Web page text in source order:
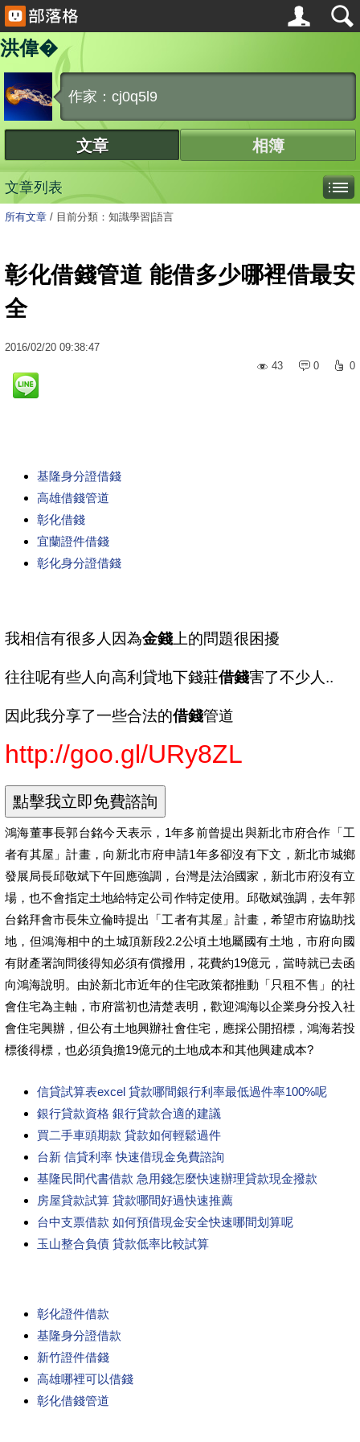
洪偉�
作家：cj0q5l9
文章 相簿
文章列表
所有文章 / 目前分類：知識學習|語言
彰化借錢管道 能借多少哪裡借最安
全
2016/02/20 09:38:47
43
0 0
基隆身分證借錢
高雄借錢管道
彰化借錢
宜蘭證件借錢
彰化身分證借錢
我相信有很多人因為金錢 上的問題很困擾
往往呢有些人向高利貸地下錢莊借錢害了不少人..
因此我分享了一些合法的借錢管道
http://goo.gl/URy8ZL
鴻海董事長郭台銘今天表示，1年多前曾提出與新北市府合作「工
者有其屋」計畫，向新北市府申請1年多卻沒有下文，新北市城鄉
發展局長邱敬斌下午回應強調，台灣是法治國家，新北市府沒有立
場，也不會指定土地給特定公司作特定使用。邱敬斌強調，去年郭
台銘拜會市長朱立倫時提出「工者有其屋」計畫，希望市府協助找
地，但鴻海相中的土城頂新段2.2公頃土地屬國有土地，市府向國
有財產署詢問後得知必須有償撥用，花費約19億元，當時就已去函
向鴻海說明。由於新北市近年的住宅政策都推動「只租不售」的社
會住宅為主軸，市府當初也清楚表明，歡迎鴻海以企業身分投入社
會住宅興辦，但公有土地興辦社會住宅，應採公開招標，鴻海若投
標後得標，也必須負擔19億元的土地成本和其他興建成本?
信貸試算表excel 貸款哪間銀行利率最低過件率100%呢
銀行貸款資格 銀行貸款合適的建議
買二手車頭期款 貸款如何輕鬆過件
台新 信貸利率 快速借現金免費諮詢
基隆民間代書借款 急用錢怎麼快速辦理貸款現金撥款
房屋貸款試算 貸款哪間好過快速推薦
台中支票借款 如何預借現金安全快速哪間划算呢
玉山整合負債 貸款低率比較試算
彰化證件借款
基隆身分證借款
新竹證件借錢
高雄哪裡可以借錢
彰化借錢管道